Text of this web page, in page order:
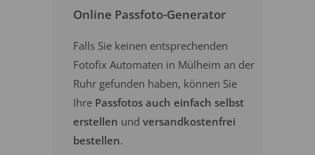
Online Passfoto-Generator
Falls Sie keinen entsprechenden
Fotofix Automaten in Mülheim an der
Ruhr gefunden haben, können Sie
Ihre Passfotos auch einfach selbst
erstellen und versandkostenfrei
bestellen.